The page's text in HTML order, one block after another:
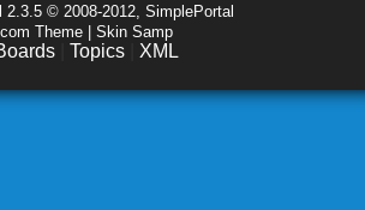
2.3.5 © 2008-2012, SimplePortal
Theme | Skin Samp
Topics XML